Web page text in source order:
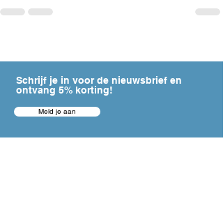
Schrijf je in voor de nieuwsbrief en
ontvang 5% korting!
Meld je aan